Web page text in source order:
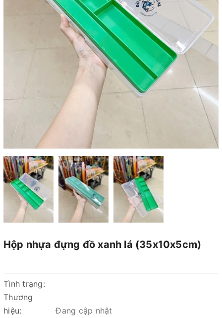
Hộp nhựa đựng đồ xanh lá (35x10x5cm)
Tình trạng:
Thương
hiệu:
Đang cập nhật